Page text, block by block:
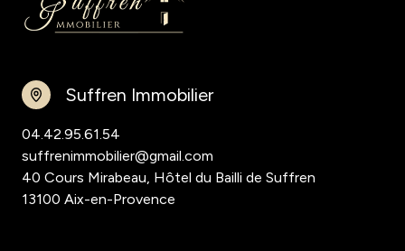
Suffren Immobilier
04.42.95.61.54
suffrenimmobilier@gmail.com
40 Cours Mirabeau, Hôtel du Bailli de Suffren
13100 Aix-en-Provence